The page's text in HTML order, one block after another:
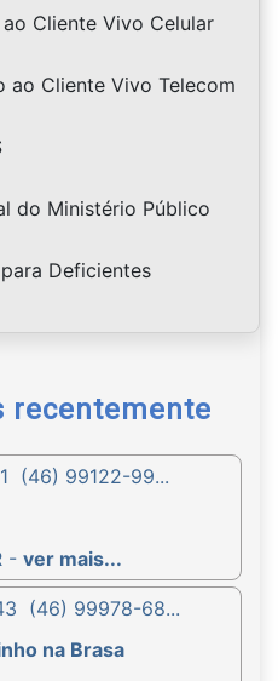
Cliente Vivo Celular
ao Cliente Vivo Telecom
do Ministério Público
Deficientes
recentemente
(46) 99122-99...
- ver mais...
(46) 99978-68...
na Brasa